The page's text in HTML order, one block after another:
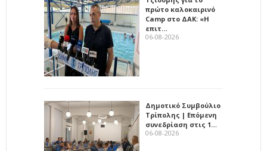
πρώτο καλοκαιρινό
Camp στο ΔΑΚ: «Η
επιτ…
06-08-2026
Δημοτικό Συμβούλιο
Τρίπολης | Επόμενη
συνεδρίαση στις 1…
06-08-2026